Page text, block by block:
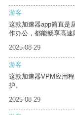
游客
这款加速器app简直是
作办公，都能畅享高速
2025-08-29
游客
这款加速器VPM应用
护。
2025-08-29